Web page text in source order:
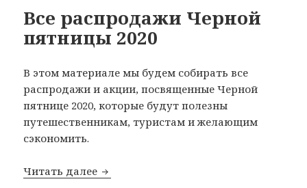
Все распродажи Черной
пятницы 2020
В этом материале мы будем собирать все
распродажи и акции, посвященные Черной
пятнице 2020, которые будут полезны
путешественникам, туристам и желающим
сэкономить.
Читать далее Все распродажи Черной пятницы 2020